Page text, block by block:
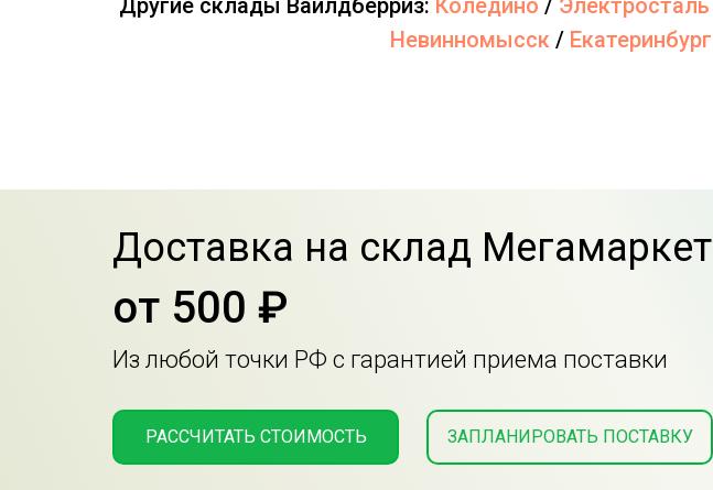
Другие склады Вайлдберриз: Коледино / Электросталь
Невинномысск/ Екатеринбург
Доставка на склад Мегамаркет
РАССЧИТАТЬ СТОИМОСТЬ
Из любой точки РФ с гарантией приема поставки
ЗАПЛАНИРОВАТЬ ПОСТАВКУ
от 500 ₽